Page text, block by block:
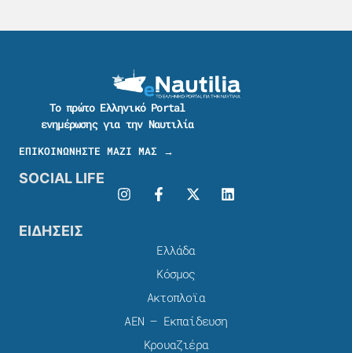
Το πρώτο Ελληνικό Portal
ενημέρωσης για την Ναυτιλία
ΕΠΙΚΟΙΝΩΝΗΣΤΕ ΜΑΖΙ ΜΑΣ →
SOCIAL LIFE
ΕΙΔΗΣΕΙΣ
Ελλάδα
Κόσμος
Ακτοπλοϊα
ΑΕΝ – Εκπαίδευση
Κρουαζιέρα